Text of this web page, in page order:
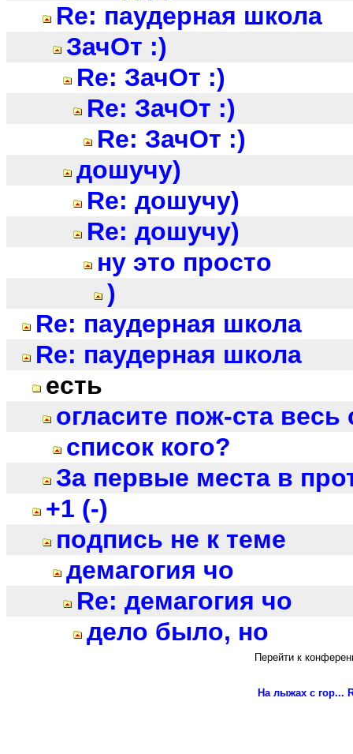
Re: паудерная школа
ЗачОт :)
Re: ЗачОт :)
Re: ЗачОт :)
Re: ЗачОт :)
дошучу)
Re: дошучу)
Re: дошучу)
ну это просто
)
Re: паудерная школа
Re: паудерная школа
есть
огласите пож-ста весь
список кого?
За первые места в
+1 (-)
подпись не к теме
демагогия чо
Re: демагогия чо
дело было, но
Перейти к
На лыжах с гор...